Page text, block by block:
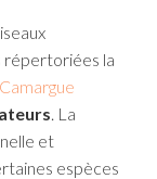
répertoriées la
Camargue
. La
et
espèces